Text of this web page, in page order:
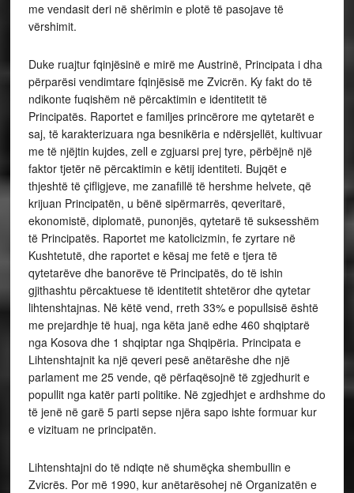
me vendasit deri në shërimin e plotë të pasojave të
vërshimit.
Duke ruajtur fqinjësinë e mirë me Austrinë, Principata i dha
përparësi vendimtare fqinjësisë me Zvicrën. Ky fakt do të
ndikonte fuqishëm në përcaktimin e identitetit të
Principatës. Raportet e familjes princërore me qytetarët e
saj, të karakterizuara nga besnikëria e ndërsjellët, kultivuar
me të njëjtin kujdes, zell e zgjuarsi prej tyre, përbëjnë një
faktor tjetër në përcaktimin e këtij identiteti. Bujqët e
thjeshtë të çifligjeve, me zanafillë të hershme helvete, që
krijuan Principatën, u bënë sipërmarrës, qeveritarë,
ekonomistë, diplomatë, punonjës, qytetarë të suksesshëm
të Principatës. Raportet me katolicizmin, fe zyrtare në
Kushtetutë, dhe raportet e kësaj me fetë e tjera të
qytetarëve dhe banorëve të Principatës, do të ishin
gjithashtu përcaktuese të identitetit shtetëror dhe qytetar
lihtenshtajnas. Në këtë vend, rreth 33% e popullsisë është
me prejardhje të huaj, nga këta janë edhe 460 shqiptarë
nga Kosova dhe 1 shqiptar nga Shqipëria. Principata e
Lihtenshtajnit ka një qeveri pesë anëtarëshe dhe një
parlament me 25 vende, që përfaqësojnë të zgjedhurit e
popullit nga katër parti politike. Në zgjedhjet e ardhshme do
të jenë në garë 5 parti sepse njëra sapo ishte formuar kur
e vizituam ne principatën.
Lihtenshtajni do të ndiqte në shumëçka shembullin e
Zvicrës. Por më 1990, kur anëtarësohej në Organizatën e